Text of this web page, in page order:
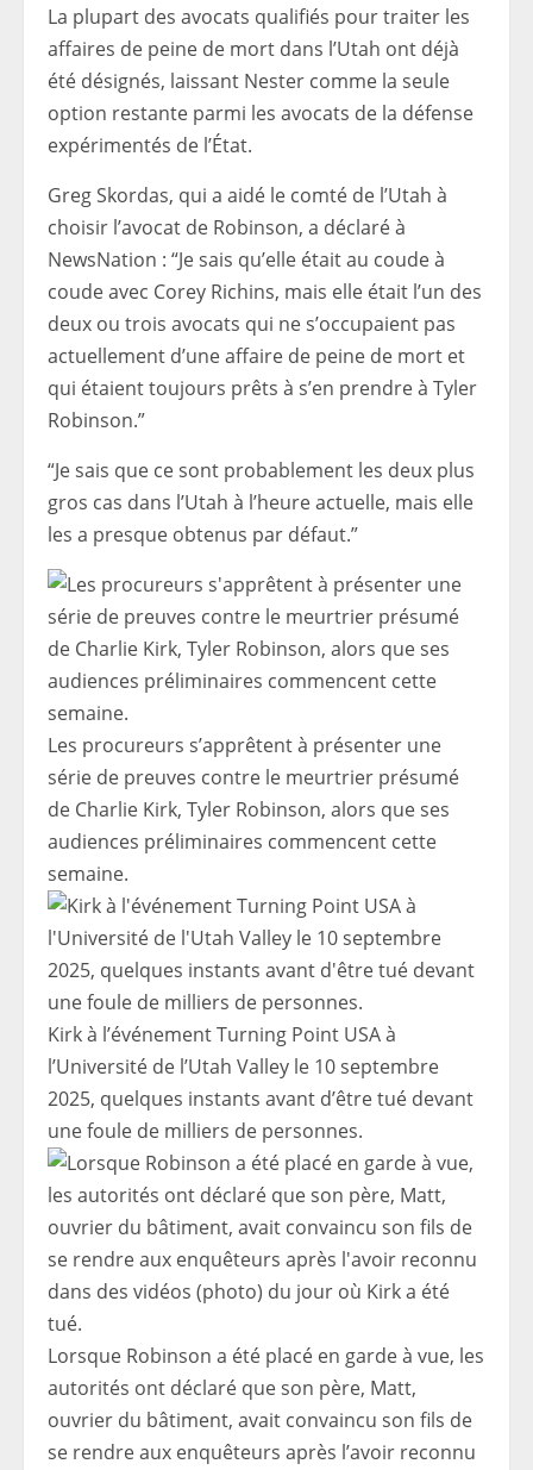
La plupart des avocats qualifiés pour traiter les
affaires de peine de mort dans l’Utah ont déjà
été désignés, laissant Nester comme la seule
option restante parmi les avocats de la défense
expérimentés de l’État.
Greg Skordas, qui a aidé le comté de l’Utah à
choisir l’avocat de Robinson, a déclaré à
NewsNation : “Je sais qu’elle était au coude à
coude avec Corey Richins, mais elle était l’un des
deux ou trois avocats qui ne s’occupaient pas
actuellement d’une affaire de peine de mort et
qui étaient toujours prêts à s’en prendre à Tyler
Robinson.”
“Je sais que ce sont probablement les deux plus
gros cas dans l’Utah à l’heure actuelle, mais elle
les a presque obtenus par défaut.”
Les procureurs s’apprêtent à présenter une
série de preuves contre le meurtrier présumé
de Charlie Kirk, Tyler Robinson, alors que ses
audiences préliminaires commencent cette
semaine.
Kirk à l’événement Turning Point USA à
l’Université de l’Utah Valley le 10 septembre
2025, quelques instants avant d’être tué devant
une foule de milliers de personnes.
Lorsque Robinson a été placé en garde à vue, les
autorités ont déclaré que son père, Matt,
ouvrier du bâtiment, avait convaincu son fils de
se rendre aux enquêteurs après l’avoir reconnu